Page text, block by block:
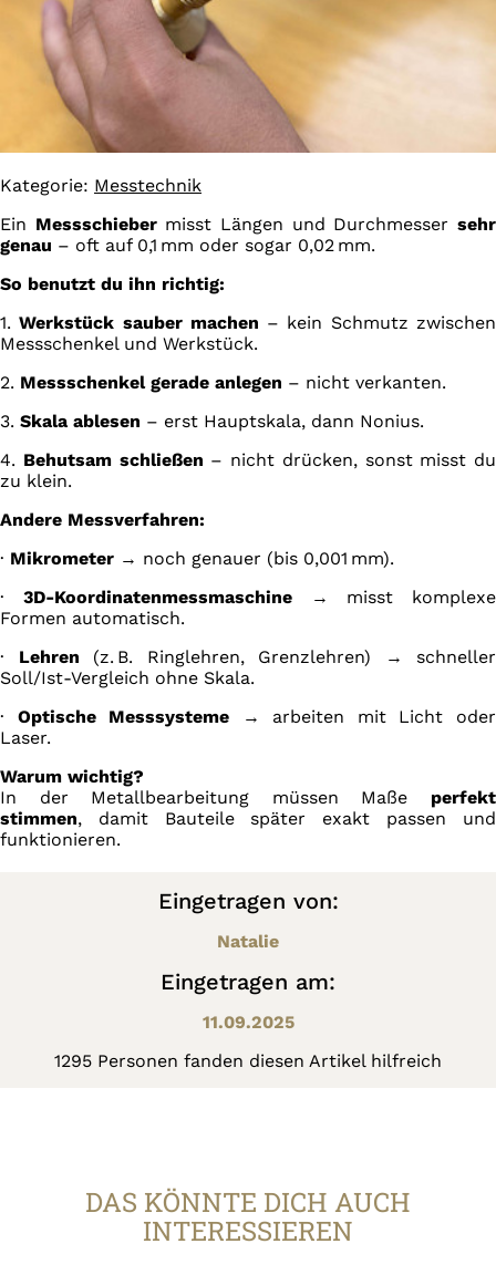
Kategorie: Messtechnik
Ein Messschiebermisst Längen und Durchmessersehr
genau – oft auf 0,1 mm oder sogar 0,02 mm.
So benutzt du ihn richtig:
1.Werkstück sauber machen – kein Schmutz zwischen
Messschenkel und Werkstück.
2. Messschenkel gerade anlegen – nicht verkanten.
3. Skala ablesen – erst Hauptskala, dann Nonius.
4. Behutsam schließen – nicht drücken, sonst misst du
zu klein.
Andere Messverfahren:
· Mikrometer → noch genauer (bis 0,001 mm).
· 3D-Koordinatenmessmaschine→ misst komplexe
Formen automatisch.
· Lehren (z. B. Ringlehren, Grenzlehren) → schneller
Soll/Ist-Vergleich ohne Skala.
· Optische Messsysteme → arbeiten mit Licht oder
Laser.
Warum wichtig?
In der Metallbearbeitung müssen Maße perfekt
stimmen, damit Bauteile später exakt passen und
funktionieren.
Eingetragen von:
Natalie
Eingetragen am:
11.09.2025
1295 Personen fanden diesen Artikel hilfreich
DAS KÖNNTE DICH AUCH
INTERESSIEREN